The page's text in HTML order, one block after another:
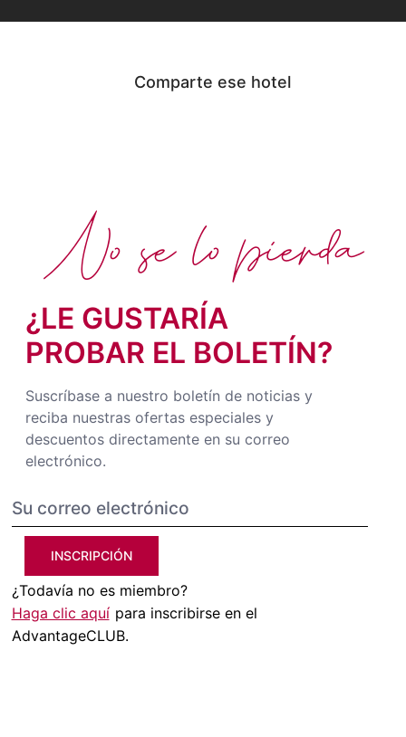
Comparte ese hotel
¿LE GUSTARÍA
PROBAR EL BOLETÍN?
Suscríbase a nuestro boletín de noticias y
reciba nuestras ofertas especiales y
descuentos directamente en su correo
electrónico.
INSCRIPCIÓN
¿Todavía no es miembro?
Haga clic aquí para inscribirse en el
AdvantageCLUB.
No se lo pierda